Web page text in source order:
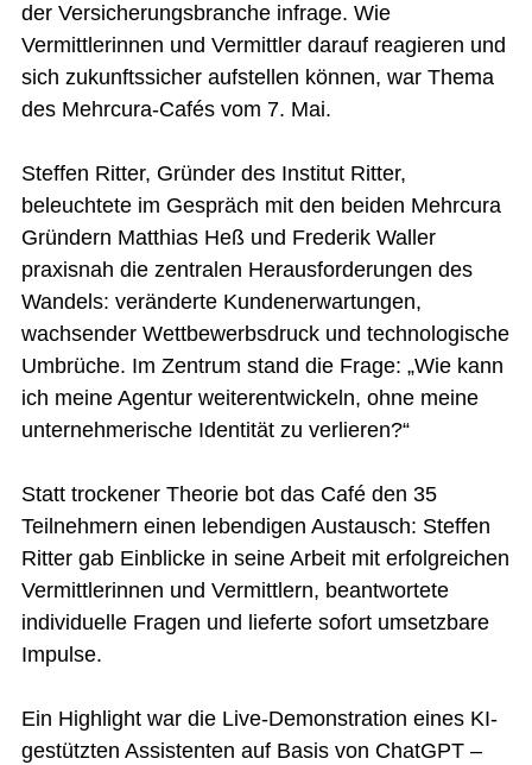
der Versicherungsbranche infrage. Wie
Vermittlerinnen und Vermittler darauf reagieren und
sich zukunftssicher aufstellen können, war Thema
des Mehrcura-Cafés vom 7. Mai.
Steffen Ritter, Gründer des Institut Ritter,
beleuchtete im Gespräch mit den beiden Mehrcura
Gründern Matthias Heß und Frederik Waller
praxisnah die zentralen Herausforderungen des
Wandels: veränderte Kundenerwartungen,
wachsender Wettbewerbsdruck und technologische
Umbrüche. Im Zentrum stand die Frage: „Wie kann
ich meine Agentur weiterentwickeln, ohne meine
unternehmerische Identität zu verlieren?“
Statt trockener Theorie bot das Café den 35
Teilnehmern einen lebendigen Austausch: Steffen
Ritter gab Einblicke in seine Arbeit mit erfolgreichen
Vermittlerinnen und Vermittlern, beantwortete
individuelle Fragen und lieferte sofort umsetzbare
Impulse.
Ein Highlight war die Live-Demonstration eines KI-
gestützten Assistenten auf Basis von ChatGPT –